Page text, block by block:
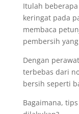
Itulah
keringat pada
membaca
pembersih
Dengan
terbebas dari
bersih seperti
Bagaimana,